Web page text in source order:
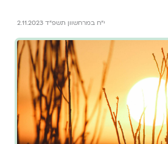
י״ח במרחשוון תשפ״ד 2.11.2023